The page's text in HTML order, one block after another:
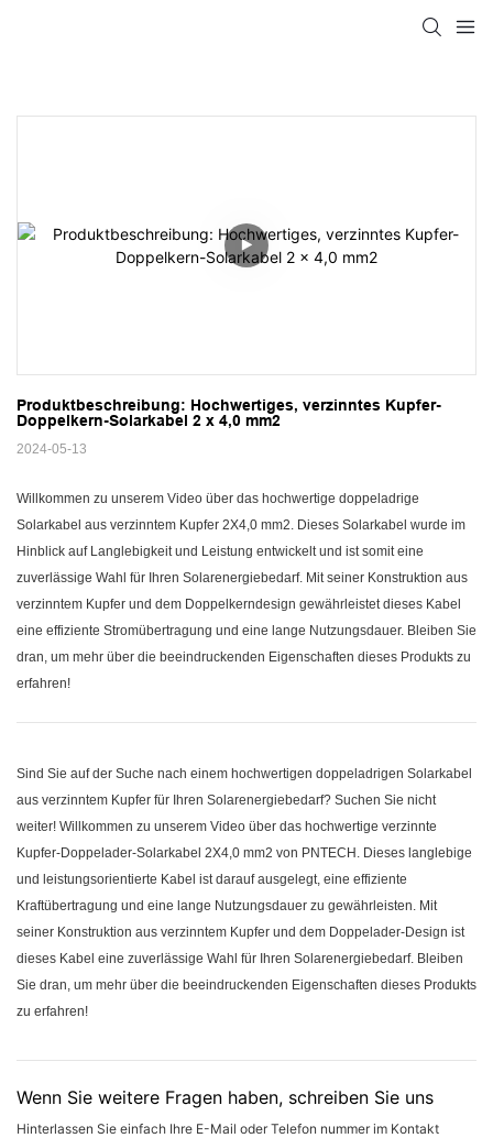
Produktbeschreibung: Hochwertiges, verzinntes Kupfer-
Doppelkern-Solarkabel 2 x 4,0 mm2
2024-05-13
Willkommen zu unserem Video über das hochwertige doppeladrige
Solarkabel aus verzinntem Kupfer 2X4,0 mm2. Dieses Solarkabel wurde im
Hinblick auf Langlebigkeit und Leistung entwickelt und ist somit eine
zuverlässige Wahl für Ihren Solarenergiebedarf. Mit seiner Konstruktion aus
verzinntem Kupfer und dem Doppelkerndesign gewährleistet dieses Kabel
eine effiziente Stromübertragung und eine lange Nutzungsdauer. Bleiben Sie
dran, um mehr über die beeindruckenden Eigenschaften dieses Produkts zu
erfahren!
Sind Sie auf der Suche nach einem hochwertigen doppeladrigen Solarkabel
aus verzinntem Kupfer für Ihren Solarenergiebedarf? Suchen Sie nicht
weiter! Willkommen zu unserem Video über das hochwertige verzinnte
Kupfer-Doppelader-Solarkabel 2X4,0 mm2 von PNTECH. Dieses langlebige
und leistungsorientierte Kabel ist darauf ausgelegt, eine effiziente
Kraftübertragung und eine lange Nutzungsdauer zu gewährleisten. Mit
seiner Konstruktion aus verzinntem Kupfer und dem Doppelader-Design ist
dieses Kabel eine zuverlässige Wahl für Ihren Solarenergiebedarf. Bleiben
Sie dran, um mehr über die beeindruckenden Eigenschaften dieses Produkts
zu erfahren!
Wenn Sie weitere Fragen haben, schreiben Sie uns
Hinterlassen Sie einfach Ihre E-Mail oder Telefon nummer im Kontakt